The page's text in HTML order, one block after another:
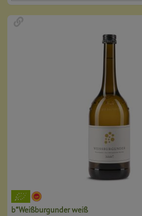
b*Weißburgunder weiß